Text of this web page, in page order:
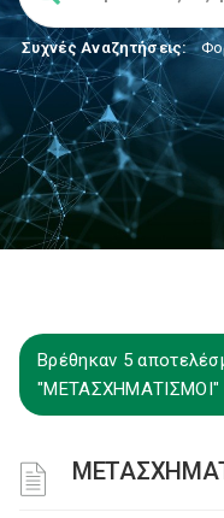
Συχνές Αναζητήσεις:
Βρέθηκαν 5
"ΜΕΤΑΣΧΗΜΑΤΙΣΜΟΙ"